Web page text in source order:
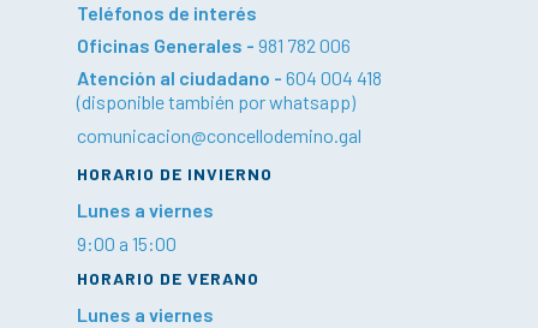
Teléfonos de interés
Oficinas Generales - 981 782 006
Atención al ciudadano - 604 004 418
(disponible también por whatsapp)
comunicacion@concellodemino.gal
HORARIO DE INVIERNO
Lunes a viernes
9:00 a 15:00
HORARIO DE VERANO
Lunes a viernes